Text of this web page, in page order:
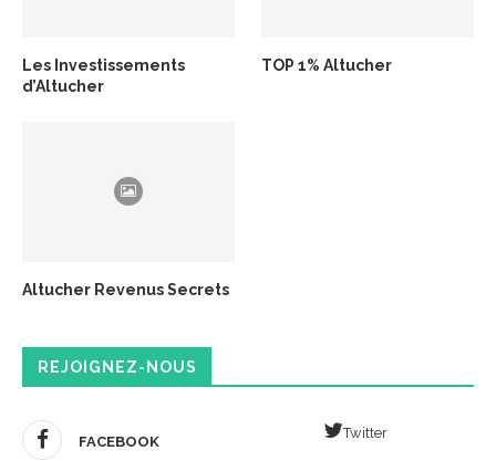
Les Investissements
d’Altucher
TOP 1% Altucher
Altucher Revenus Secrets
REJOIGNEZ-NOUS
FACEBOOK
Twitter